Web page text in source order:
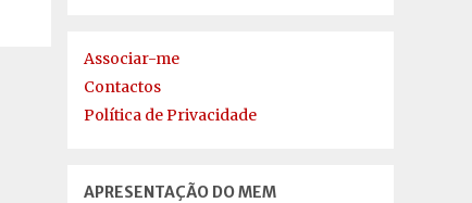
Associar-me
Contactos
Política de Privacidade
APRESENTAÇÃO DO MEM